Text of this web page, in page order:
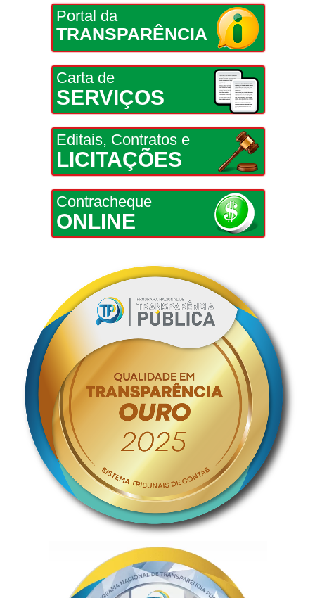
Portal da
TRANSPARÊNCIA
Carta de
SERVIÇOS
Editais, Contratos e
LICITAÇÕES
Contracheque
ONLINE